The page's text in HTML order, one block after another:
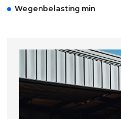
Wegenbelasting min